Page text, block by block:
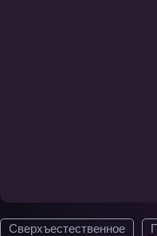
Сверхъестественное